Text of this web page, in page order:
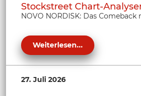
Stockstreet Chart-
NOVO NORDISK: Das
Weiterlesen...
27. Juli 2026